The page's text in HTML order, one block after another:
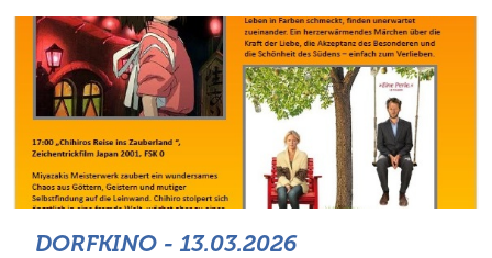
DORFKINO - 13.03.2026